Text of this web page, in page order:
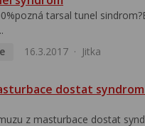
tarsal tunel
16.3.2017 Jitka
dostat
z masturbace dostat